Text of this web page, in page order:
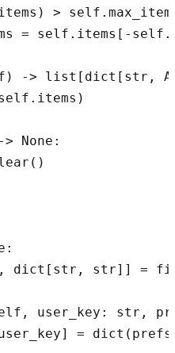
>
= self.items[-
-> list[dict[str,
None:
dict[str, str]] =
user_key: str,
=